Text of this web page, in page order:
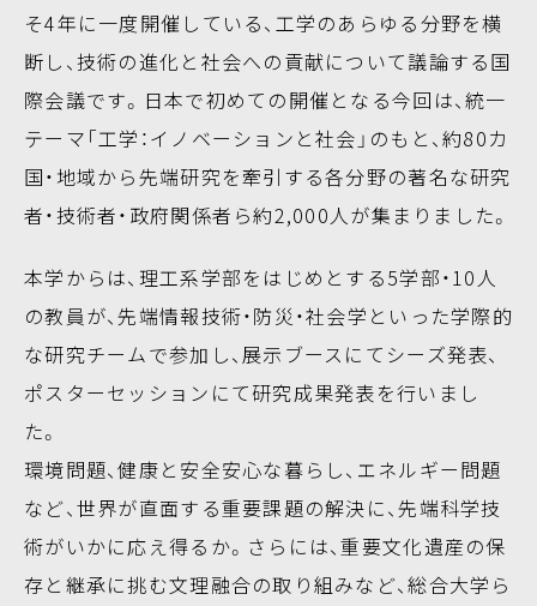
そ4年に一度開催している、工学のあらゆる分野を横
断し、技術の進化と社会への貢献について議論する国
際会議です。日本で初めての開催となる今回は、統一
テーマ「工学：イノベーションと社会」のもと、約80カ
国・地域から先端研究を牽引する各分野の著名な研究
者・技術者・政府関係者ら約2,000人が集まりました。
本学からは、理工系学部をはじめとする5学部・10人
の教員が、先端情報技術・防災・社会学といった学際的
な研究チームで参加し、展示ブースにてシーズ発表、
ポスターセッションにて研究成果発表を行いまし
た。
環境問題、健康と安全安心な暮らし、エネルギー問題
など、世界が直面する重要課題の解決に、先端科学技
術がいかに応え得るか。さらには、重要文化遺産の保
存と継承に挑む文理融合の取り組みなど、総合大学ら